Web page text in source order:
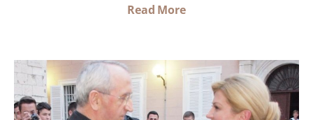
Read More